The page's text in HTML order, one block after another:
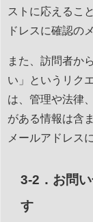
ストに応えるこ
ドレスに確認の
また、訪問者か
い」というリク
は、管理や法律
がある情報は含
メールアドレス
3-2．お問
す